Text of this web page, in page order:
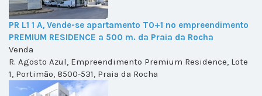
PR L1 1 A, Vende-se apartamento T0+1 no empreendimento
PREMIUM RESIDENCE a 500 m. da Praia da Rocha
Venda
R. Agosto Azul, Empreendimento Premium Residence, Lote
1, Portimão, 8500-531, Praia da Rocha